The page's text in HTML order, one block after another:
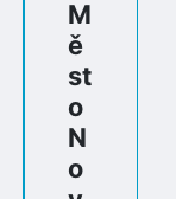
M
ě
st
o
N
o